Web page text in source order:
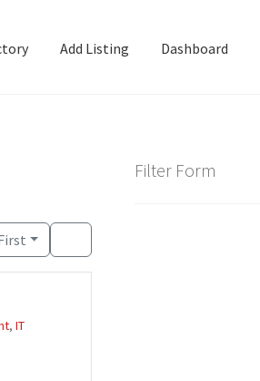
Add Listing Dashboard
,IT
Filter Form